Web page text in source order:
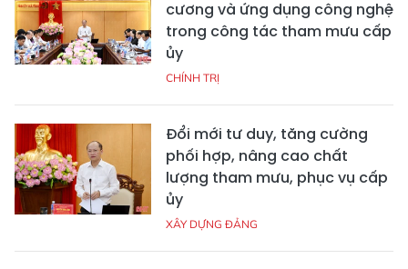
cương và ứng dụng công nghệ
trong công tác tham mưu cấp
ủy
CHÍNH TRỊ
Đổi mới tư duy, tăng cường
phối hợp, nâng cao chất
lượng tham mưu, phục vụ cấp
ủy
XÂY DỰNG ĐẢNG